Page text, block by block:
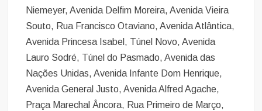
Niemeyer, Avenida Delfim Moreira, Avenida Vieira
Souto, Rua Francisco Otaviano, Avenida Atlântica,
Avenida Princesa Isabel, Túnel Novo, Avenida
Lauro Sodré, Túnel do Pasmado, Avenida das
Nações Unidas, Avenida Infante Dom Henrique,
Avenida General Justo, Avenida Alfred Agache,
Praça Marechal Âncora, Rua Primeiro de Março,